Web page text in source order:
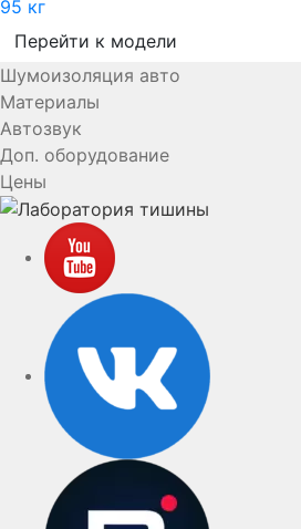
95 кг
Перейти к модели
Шумоизоляция авто
Материалы
Автозвук
Доп. оборудование
Цены